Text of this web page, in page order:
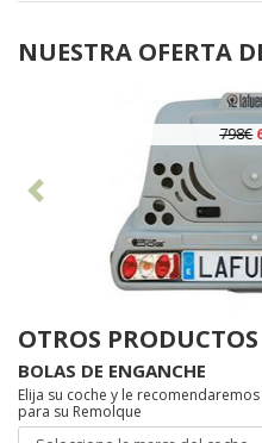
NUESTRA OFERTA
OTROS
BOLAS DE ENGANCHE
Elija su coche y le
para su Remolque